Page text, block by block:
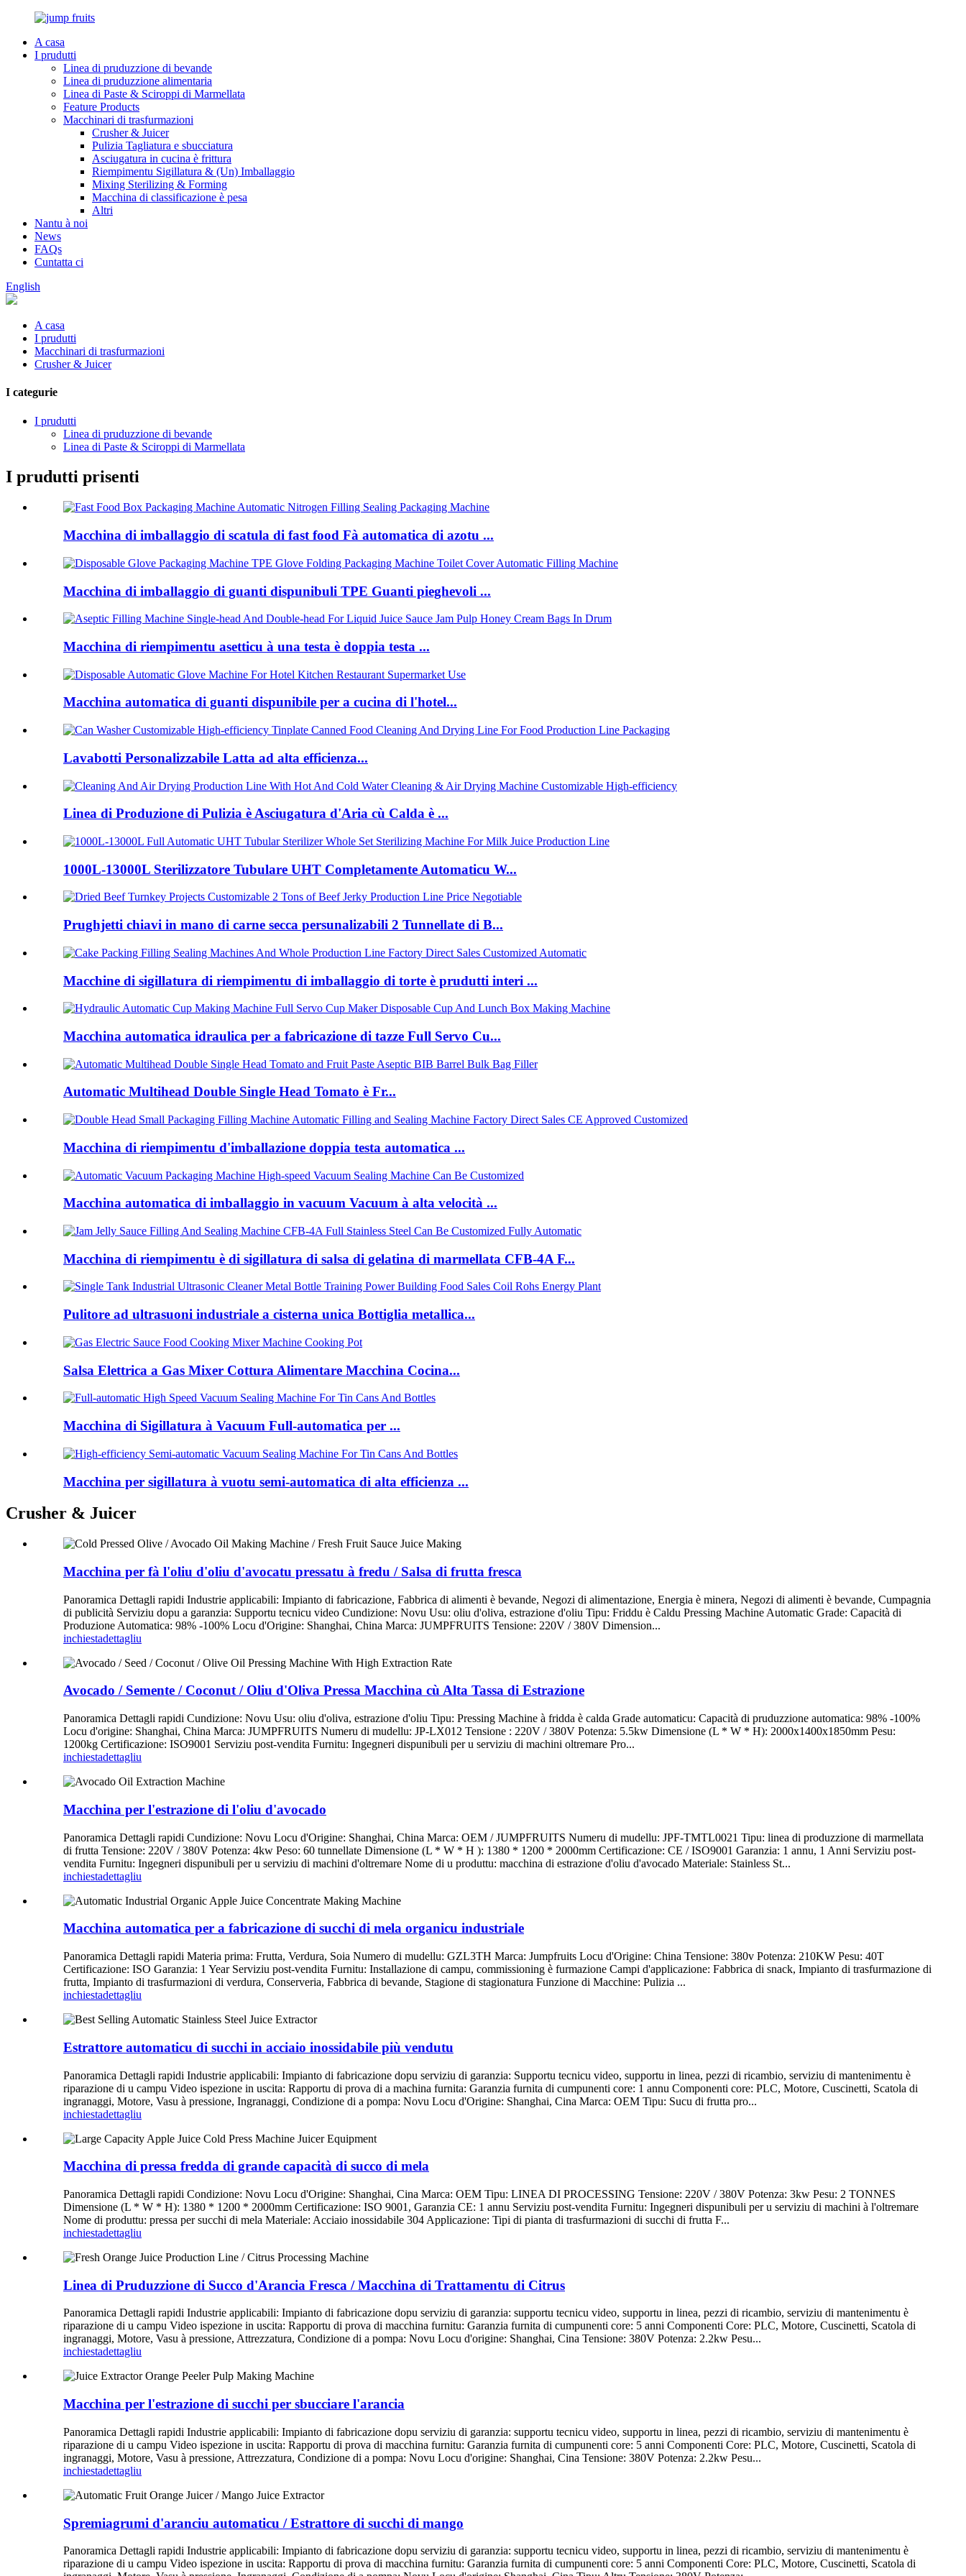
A casa
I prudutti
Linea di pruduzzione di bevande
Linea di pruduzzione alimentaria
Linea di Paste & Sciroppi di Marmellata
Feature Products
Macchinari di trasfurmazioni
Crusher & Juicer
Pulizia Tagliatura e sbucciatura
Asciugatura in cucina è frittura
Riempimentu Sigillatura & (Un) Imballaggio
Mixing Sterilizing & Forming
Macchina di classificazione è pesa
Altri
Nantu à noi
News
FAQs
Cuntatta ci
English
A casa
I prudutti
Macchinari di trasfurmazioni
Crusher & Juicer
I categurie
I prudutti
Linea di pruduzzione di bevande
Linea di Paste & Sciroppi di Marmellata
I prudutti prisenti
Macchina di imballaggio di scatula di fast food Fà automatica di azotu ...
Macchina di imballaggio di guanti dispunibuli TPE Guanti pieghevoli ...
Macchina di riempimentu asetticu à una testa è doppia testa ...
Macchina automatica di guanti dispunibile per a cucina di l'hotel...
Lavabotti Personalizzabile Latta ad alta efficienza...
Linea di Produzione di Pulizia è Asciugatura d'Aria cù Calda è ...
1000L-13000L Sterilizzatore Tubulare UHT Completamente Automaticu W...
Prughjetti chiavi in ​​mano di carne secca persunalizabili 2 Tunnellate di B...
Macchine di sigillatura di riempimentu di imballaggio di torte è prudutti interi ...
Macchina automatica idraulica per a fabricazione di tazze Full Servo Cu...
Automatic Multihead Double Single Head Tomato è Fr...
Macchina di riempimentu d'imballazione doppia testa automatica ...
Macchina automatica di imballaggio in vacuum Vacuum à alta velocità ...
Macchina di riempimentu è di sigillatura di salsa di gelatina di marmellata CFB-4A F...
Pulitore ad ultrasuoni industriale a cisterna unica Bottiglia metallica...
Salsa Elettrica a Gas Mixer Cottura Alimentare Macchina Cocina...
Macchina di Sigillatura à Vacuum Full-automatica per ...
Macchina per sigillatura à vuotu semi-automatica di alta efficienza ...
Crusher & Juicer
Macchina per fà l'oliu d'oliu d'avocatu pressatu à fredu / Salsa di frutta fresca
Panoramica Dettagli rapidi Industrie applicabili: Impianto di fabricazione, Fabbrica di alimenti è bevande, Negozi di alimentazione, Energia è minera, Negozi di alimenti è bevande, Cumpagnia
di publicità Serviziu dopu a garanzia: Supportu tecnicu video Cundizione: Novu Usu: oliu d'oliva, estrazione d'oliu Tipu: Friddu è Caldu Pressing Machine Automatic Grade: Capacità di
Produzione Automatica: 98% -100% Locu d'Origine: Shanghai, China Marca: JUMPFRUITS Tensione: 220V / 380V Dimension...
inchiestadettagliu
Avocado / Semente / Coconut / Oliu d'Oliva Pressa Macchina cù Alta Tassa di Estrazione
Panoramica Dettagli rapidi Cundizione: Novu Usu: oliu d'oliva, estrazione d'oliu Tipu: Pressing Machine à fridda è calda Grade automaticu: Capacità di pruduzzione automatica: 98% -100%
Locu d'origine: Shanghai, China Marca: JUMPFRUITS Numeru di mudellu: JP-LX012 Tensione : 220V / 380V Potenza: 5.5kw Dimensione (L * W * H): 2000x1400x1850mm Pesu:
1200kg Certificazione: ISO9001 Serviziu post-vendita Furnitu: Ingegneri dispunibuli per u serviziu di machini oltremare Pro...
inchiestadettagliu
Macchina per l'estrazione di l'oliu d'avocado
Panoramica Dettagli rapidi Cundizione: Novu Locu d'Origine: Shanghai, China Marca: OEM / JUMPFRUITS Numeru di mudellu: JPF-TMTL0021 Tipu: linea di produzzione di marmellata
di frutta Tensione: 220V / 380V Potenza: 4kw Peso: 60 tunnellate Dimensione (L * W * H ): 1380 * 1200 * 2000mm Certificazione: CE / ISO9001 Garanzia: 1 annu, 1 Anni Serviziu post-
vendita Furnitu: Ingegneri dispunibuli per u serviziu di machini d'oltremare Nome di u produttu: macchina di estrazione d'oliu d'avocado Materiale: Stainless St...
inchiestadettagliu
Macchina automatica per a fabricazione di succhi di mela organicu industriale
Panoramica Dettagli rapidi Materia prima: Frutta, Verdura, Soia Numero di mudellu: GZL3TH Marca: Jumpfruits Locu d'Origine: China Tensione: 380v Potenza: 210KW Pesu: 40T
Certificazione: ISO Garanzia: 1 Year Serviziu post-vendita Furnitu: Installazione di campu, commissioning è furmazione Campi d'applicazione: Fabbrica di snack, Impianto di trasfurmazione di
frutta, Impianto di trasfurmazioni di verdura, Conserveria, Fabbrica di bevande, Stagione di stagionatura Funzione di Macchine: Pulizia ...
inchiestadettagliu
Estrattore automaticu di succhi in acciaio inossidabile più vendutu
Panoramica Dettagli rapidi Industrie applicabili: Impianto di fabricazione dopu serviziu di garanzia: Supportu tecnicu video, supportu in linea, pezzi di ricambio, serviziu di mantenimentu è
riparazione di u campu Video ispezione in uscita: Rapportu di prova di a machina furnita: Garanzia furnita di cumpunenti core: 1 annu Componenti core: PLC, Motore, Cuscinetti, Scatola di
ingranaggi, Motore, Vasu à pressione, Ingranaggi, Condizione di a pompa: Novu Locu d'Origine: Shanghai, Cina Marca: OEM Tipu: Sucu di frutta pro...
inchiestadettagliu
Macchina di pressa fredda di grande capacità di succo di mela
Panoramica Dettagli rapidi Condizione: Novu Locu d'Origine: Shanghai, Cina Marca: OEM Tipu: LINEA DI PROCESSING Tensione: 220V / 380V Potenza: 3kw Pesu: 2 TONNES
Dimensione (L * W * H): 1380 * 1200 * 2000mm Certificazione: ISO 9001, Garanzia CE: 1 annu Serviziu post-vendita Furnitu: Ingegneri dispunibuli per u serviziu di machini à l'oltremare
Nome di produttu: pressa per succhi di mela Materiale: Acciaio inossidabile 304 Applicazione: Tipi di pianta di trasfurmazioni di succhi di frutta F...
inchiestadettagliu
Linea di Pruduzzione di Succo d'Arancia Fresca / Macchina di Trattamentu di Citrus
Panoramica Dettagli rapidi Industrie applicabili: Impianto di fabricazione dopu serviziu di garanzia: supportu tecnicu video, supportu in linea, pezzi di ricambio, serviziu di mantenimentu è
riparazione di u campu Video ispezione in uscita: Rapportu di prova di macchina furnitu: Garanzia furnita di cumpunenti core: 5 anni Componenti Core: PLC, Motore, Cuscinetti, Scatola di
ingranaggi, Motore, Vasu à pressione, Attrezzatura, Condizione di a pompa: Novu Locu d'origine: Shanghai, Cina Tensione: 380V Potenza: 2.2kw Pesu...
inchiestadettagliu
Macchina per l'estrazione di succhi per sbucciare l'arancia
Panoramica Dettagli rapidi Industrie applicabili: Impianto di fabricazione dopu serviziu di garanzia: supportu tecnicu video, supportu in linea, pezzi di ricambio, serviziu di mantenimentu è
riparazione di u campu Video ispezione in uscita: Rapportu di prova di macchina furnitu: Garanzia furnita di cumpunenti core: 5 anni Componenti Core: PLC, Motore, Cuscinetti, Scatola di
ingranaggi, Motore, Vasu à pressione, Attrezzatura, Condizione di a pompa: Novu Locu d'origine: Shanghai, Cina Tensione: 380V Potenza: 2.2kw Pesu...
inchiestadettagliu
Spremiagrumi d'aranciu automaticu / Estrattore di succhi di mango
Panoramica Dettagli rapidi Industrie applicabili: Impianto di fabricazione dopu serviziu di garanzia: supportu tecnicu video, supportu in linea, pezzi di ricambio, serviziu di mantenimentu è
riparazione di u campu Video ispezione in uscita: Rapportu di prova di macchina furnitu: Garanzia furnita di cumpunenti core: 5 anni Componenti Core: PLC, Motore, Cuscinetti, Scatola di